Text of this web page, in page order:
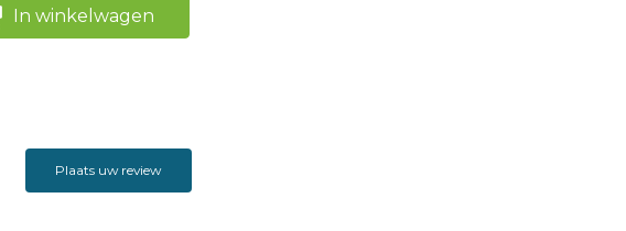
In winkelwagen
Plaats uw review